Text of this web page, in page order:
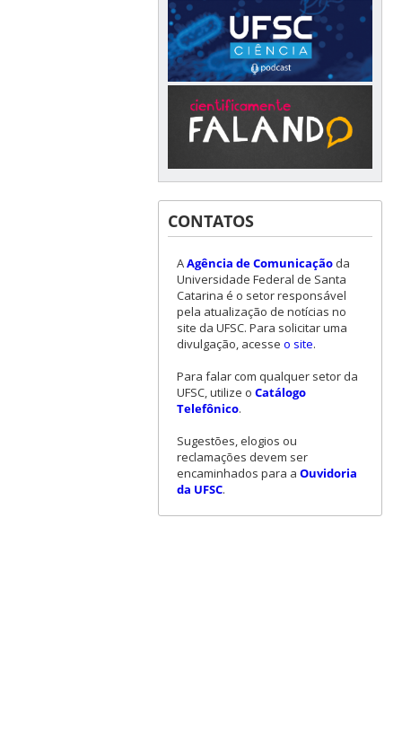
CONTATOS
AAgência de Comunicaçãoda
Universidade Federal de Santa
Catarina é o setor responsável
pela atualização de notícias no
site da UFSC. Para solicitar uma
divulgação, acesse o site.
Para falar com qualquer setor da
UFSC, utilize o Catálogo
Telefônico.
Sugestões, elogios ou
reclamações devem ser
encaminhados para a Ouvidoria
da UFSC.